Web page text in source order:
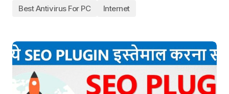
Best Antivirus For PC Internet